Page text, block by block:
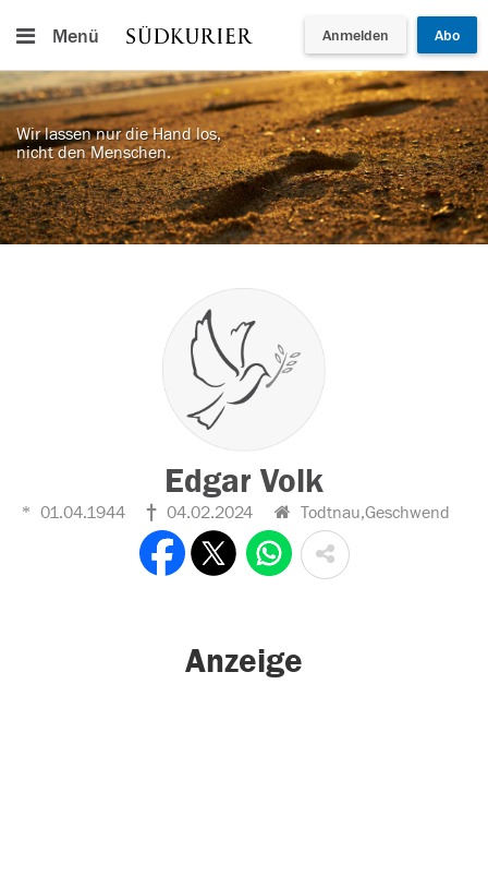
Menü Anmelden Abo
Wir lassen nur die Hand los,
nicht den Menschen.
Edgar Volk
01.04.1944 04.02.2024 Todtnau,Geschwend
Anzeige